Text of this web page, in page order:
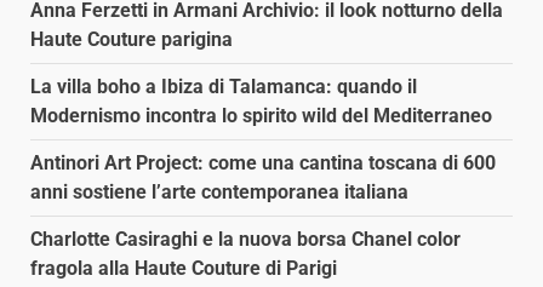
Anna Ferzetti in Armani Archivio: il look notturno della
Haute Couture parigina
La villa boho a Ibiza di Talamanca: quando il
Modernismo incontra lo spirito wild del Mediterraneo
Antinori Art Project: come una cantina toscana di 600
anni sostiene l’arte contemporanea italiana
Charlotte Casiraghi e la nuova borsa Chanel color
fragola alla Haute Couture di Parigi